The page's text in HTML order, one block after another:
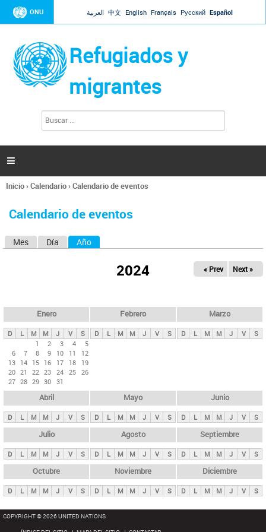
Jump to navigation
ONU العربية 中文 English Français Русский Español
Refugiados y
migrantes
l
d
s

Se
usted
Inicio›Calendario›Calendario de eventos
Calendario de eventos
s
p
n
i
p
a
l
s
Mes Día Año
2024 « Prev Next »
Enero
D L M M J V
S
1
2 3 4
5
6
7 8 9 10 11
12
13 14 15 16 17 18
19
20 21 22 23 24 25 26
27 28 29 30 31
Febrero
D L M M J V S
Marzo
D L M M J V S
Abril
D L M M J V S
Mayo
D L M M J V S
Junio
D L M M J V S
Julio
D L M M J V S
Agosto
D L M M J V S
Septiembre
D L M M J V S
Octubre
D L M M J V S
Noviembre
D L M M J V S
Diciembre
D L M M J V S
COPYRIGHT © 2026 UNITED NATIONS